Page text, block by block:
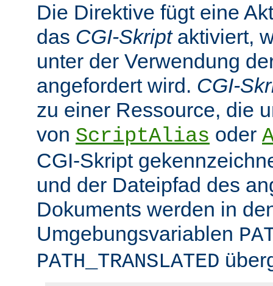
Die Direktive fügt eine
das CGI-Skriptaktiviert,
unter der Verwendung
angefordert wird. CGI-
zu einer Ressource, die
von ScriptAlias oder
CGI-Skript
und der Dateipfad des
Dokuments werden in
Umgebungsvariablen
PATH_TRANSLATED